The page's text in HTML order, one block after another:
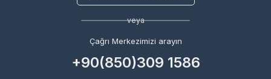
veya
Çağrı Merkezimizi arayın
+90(850)309 1586